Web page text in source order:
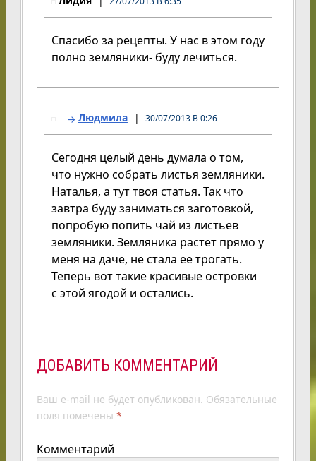
Спасибо за рецепты. У нас в этом году
полно земляники- буду лечиться.
Людмила 30/07/2013 В 0:26
Сегодня целый день думала о том,
что нужно собрать листья земляники.
Наталья, а тут твоя статья. Так что
завтра буду заниматься заготовкой,
попробую попить чай из листьев
земляники. Земляника растет прямо у
меня на даче, не стала ее трогать.
Теперь вот такие красивые островки
с этой ягодой и остались.
ДОБАВИТЬ КОММЕНТАРИЙ
Ваш e-mail не будет опубликован. Обязательные
поля помечены *
Комментарий